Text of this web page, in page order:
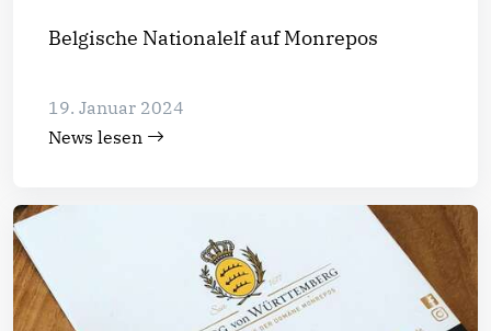
Belgische Nationalelf auf Monrepos
19. Januar 2024
News lesen